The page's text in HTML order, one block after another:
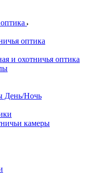
оптика
и охотничья оптика
День/Ночь
камеры